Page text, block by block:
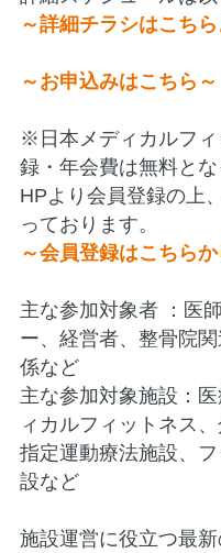
～詳細チラシはこち
～お申込みはこちら～
※日本メディカルフ
録・年会費は無料とな
HPより会員登録の上
っております。
～会員登録はこちらか
主な参加対象者 ：医
ー、経営者、整骨院
係など
主な参加対象施設：
ィカルフィットネス
指定運動療法施設、
設など
施設運営に役立つ最